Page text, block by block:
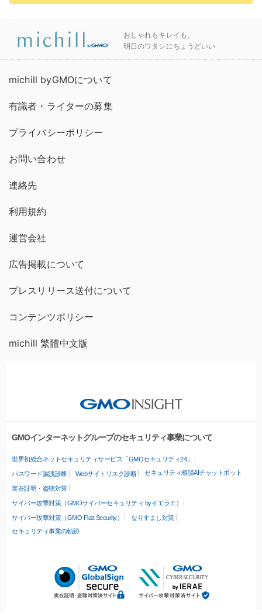
おしゃれもキレイも、
明日のワタシにちょうどいい
michill byGMOについて
有識者・ライターの募集
プライバシーポリシー
お問い合わせ
連絡先
利用規約
運営会社
広告掲載について
プレスリリース送付について
コンテンツポリシー
michill 繁體中文版
GMOインターネットグループのセキュリティ事業について
世界初総合ネットセキュリティサービス「GMOセキュリティ24」
パスワード漏洩診断 Webサイトリスク診断 セキュリティ相談AIチャットボット
実在証明・盗聴対策
サイバー攻撃対策（GMOサイバーセキュリティ byイエラエ）
サイバー攻撃対策（GMO Flatt Security）
なりすまし対策
セキュリティ事業の軌跡